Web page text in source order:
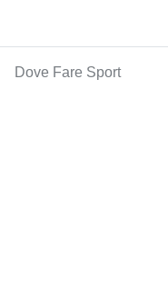
Dove Fare Sport